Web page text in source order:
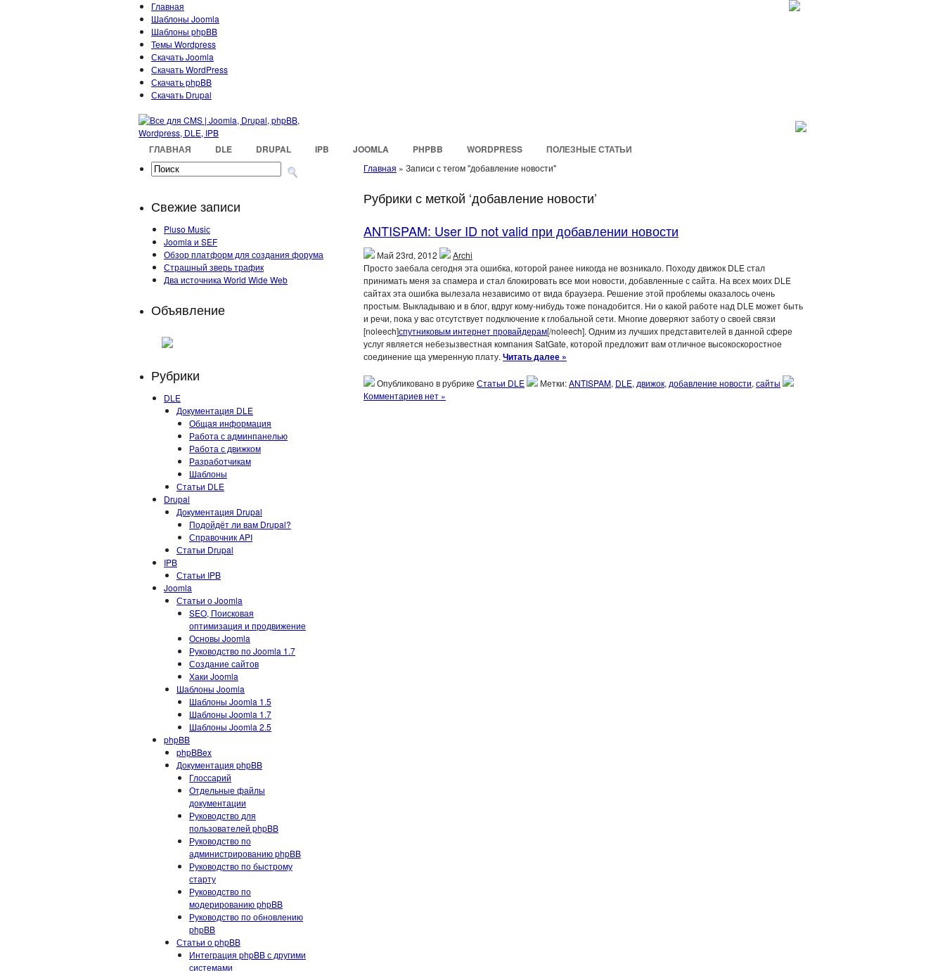
Главная
Шаблоны Joomla
Шаблоны phpBB
Темы Wordpress
Скачать Joomla
Скачать WordPress
Скачать phpBB
Скачать Drupal
ГЛАВНАЯ DLE DRUPAL IPB JOOMLA PHPBB WORDPRESS ПОЛЕЗНЫЕ СТАТЬИ
Свежие записи
Pluso Musiс
Joomla и SEF
Обзор платформ для создания форума
Страшный зверь трафик
Два источника World Wide Web
Объявление
Рубрики
DLE
Документация DLE
Общая информация
Работа с админпанелью
Работа с движком
Разработчикам
Шаблоны
Статьи DLE
Drupal
Документация Drupal
Подойдёт ли вам Drupal?
Справочник API
Статьи Drupal
IPB
Статьи IPB
Joomla
Статьи о Joomla
SEO, Поисковая
оптимизация и продвижение
Основы Joomla
Руководство по Joomla 1.7
Создание сайтов
Хаки Joomla
Шаблоны Joomla
Шаблоны Joomla 1.5
Шаблоны Joomla 1.7
Шаблоны Joomla 2.5
phpBB
phpBBex
Документация phpBB
Глоссарий
Отдельные файлы
документации
Руководство для
пользователей phpBB
Руководство по
администрированию phpBB
Руководство по быстрому
старту
Руководство по
модерированию phpBB
Руководство по обновлению
phpBB
Статьи о phpBB
Интеграция phpBB с другими
системами
Главная » Записи с тегом "добавление новости"
Рубрики с меткой ‘добавление новости’
ANTISPAM: User ID not valid при добавлении новости
Май 23rd, 2012
Archi
Просто заебала сегодня эта ошибка, которой ранее никогда не возникало. Походу движок DLE стал
принимать меня за спамера и стал блокировать все мои новости, добавленные с сайта. На всех моих DLE
сайтах эта ошибка вылезала независимо от вида браузера. Решение этой проблемы оказалось очень
простым. Выкладываю и в блог, вдруг кому-нибудь тоже понадобится. Ни о какой работе над DLE может быть
и речи, пока у вас отсутствует подключение к глобальной сети. Многие доверяют заботу о своей связи
[noleech]спутниковым интернет провайдерам[/noleech]. Одним из лучших представителей в данной сфере
услуг является небезызвестная компания SatGate, которой предложит вам отличное высокоскоростное
соединение ща умеренную плату. Читать далее »
Опубликовано в рубрике Статьи DLE Метки:ANTISPAM, DLE, движок, добавление новости, сайты
Комментариев нет »